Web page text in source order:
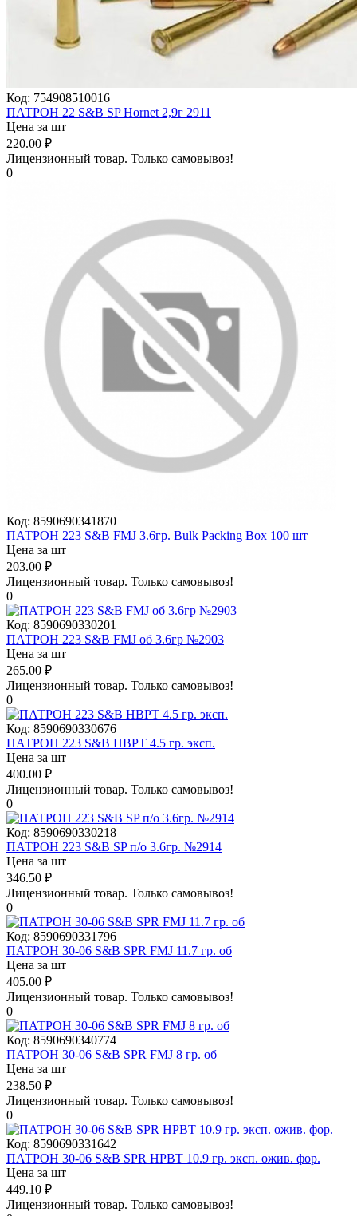
Код: 754908510016
ПАТРОН 22 S&B SP Hornet 2,9г 2911
Цена за шт
220.00 ₽
Лицензионный товар. Только самовывоз!
0
Код: 8590690341870
ПАТРОН 223 S&B FMJ 3.6гр. Bulk Packing Box 100 шт
Цена за шт
203.00 ₽
Лицензионный товар. Только самовывоз!
0
Код: 8590690330201
ПАТРОН 223 S&B FMJ об 3.6гр №2903
Цена за шт
265.00 ₽
Лицензионный товар. Только самовывоз!
0
Код: 8590690330676
ПАТРОН 223 S&B HBPT 4.5 гр. эксп.
Цена за шт
400.00 ₽
Лицензионный товар. Только самовывоз!
0
Код: 8590690330218
ПАТРОН 223 S&B SP п/о 3.6гр. №2914
Цена за шт
346.50 ₽
Лицензионный товар. Только самовывоз!
0
Код: 8590690331796
ПАТРОН 30-06 S&B SPR FMJ 11.7 гр. об
Цена за шт
405.00 ₽
Лицензионный товар. Только самовывоз!
0
Код: 8590690340774
ПАТРОН 30-06 S&B SPR FMJ 8 гр. об
Цена за шт
238.50 ₽
Лицензионный товар. Только самовывоз!
0
Код: 8590690331642
ПАТРОН 30-06 S&B SPR HPBT 10.9 гр. эксп. ожив. фор.
Цена за шт
449.10 ₽
Лицензионный товар. Только самовывоз!